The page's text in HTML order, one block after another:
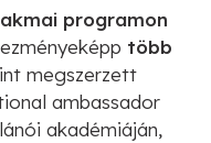
programon
több
megszerzett
ambassador
akadémiáján,